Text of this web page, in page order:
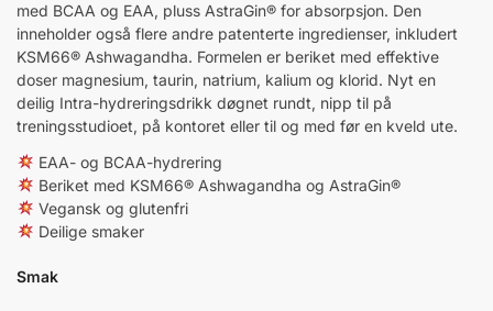
med BCAA og EAA, pluss AstraGin® for absorpsjon. Den
inneholder også flere andre patenterte ingredienser, inkludert
KSM66® Ashwagandha. Formelen er beriket med effektive
doser magnesium, taurin, natrium, kalium og klorid. Nyt en
deilig Intra-hydreringsdrikk døgnet rundt, nipp til på
treningsstudioet, på kontoret eller til og med før en kveld ute.
EAA- og BCAA-hydrering
Beriket med KSM66® Ashwagandha og AstraGin®
Vegansk og glutenfri
Deilige smaker
Smak